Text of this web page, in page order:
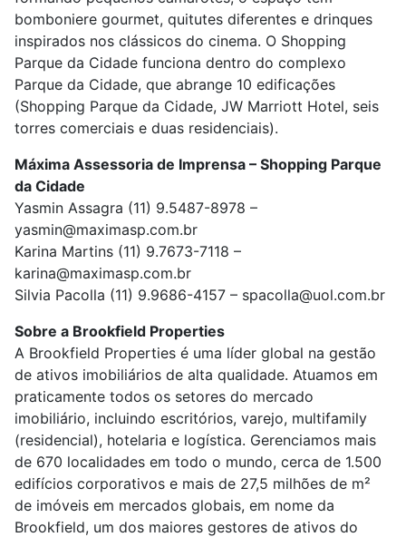
bomboniere gourmet, quitutes diferentes e drinques
inspirados nos clássicos do cinema. O Shopping
Parque da Cidade funciona dentro do complexo
Parque da Cidade, que abrange 10 edificações
(Shopping Parque da Cidade, JW Marriott Hotel, seis
torres comerciais e duas residenciais).
Máxima Assessoria de Imprensa – Shopping Parque
da Cidade
Yasmin Assagra (11) 9.5487-8978 –
yasmin@maximasp.com.br
Karina Martins (11) 9.7673-7118 –
karina@maximasp.com.br
Silvia Pacolla (11) 9.9686-4157 – spacolla@uol.com.br
Sobre a Brookfield Properties
A Brookfield Properties é uma líder global na gestão
de ativos imobiliários de alta qualidade. Atuamos em
praticamente todos os setores do mercado
imobiliário, incluindo escritórios, varejo, multifamily
(residencial), hotelaria e logística. Gerenciamos mais
de 670 localidades em todo o mundo, cerca de 1.500
edifícios corporativos e mais de 27,5 milhões de m²
de imóveis em mercados globais, em nome da
Brookfield, um dos maiores gestores de ativos do